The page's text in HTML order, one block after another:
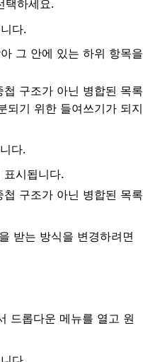
택하세요.
다.
그 안에 있는 하위 항목을
구조가 아닌 병합된 목록
되기 위한 들여쓰기가 되지
다.
시됩니다.
구조가 아닌 병합된 목록
받는 방식을 변경하려면
드롭다운 메뉴를 열고 원